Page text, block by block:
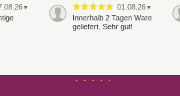
▼ 01.08.26 ▼
Innerhalb 2 Tagen Ware
geliefert. Sehr gut!